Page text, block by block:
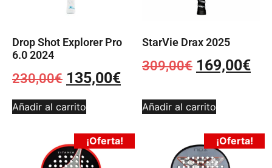
Drop Shot Explorer Pro
6.0 2024
230,00€ 135,00€
Añadir al carrito
StarVie Drax 2025
309,00€ 169,00€
Añadir al carrito
¡Oferta! ¡Oferta!